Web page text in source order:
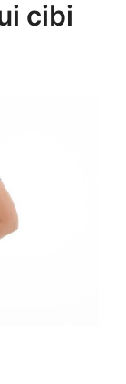
cibi